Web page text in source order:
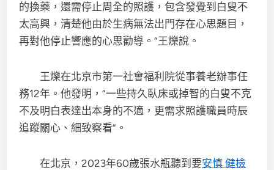
的換藥，還需停止周全的照護，包含發覺到白叟不
太高興，清楚他由於生病無法出門存在心思題目，
再對他停止響應的心思勸導。”王爍說。
王爍在北京市第一社會福利院從事養老辦事任
務12年。他發明，“一些持久臥床或掉智的白叟不克
不及明白表達出本身的不適，更需求照護職員時辰
追蹤關心、細致察看”。
在北京，2023年60歲張水瓶聽到要安慎 健檢